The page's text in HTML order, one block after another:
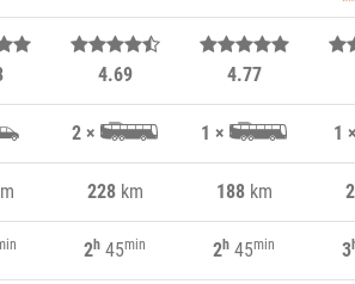
4.69 4.77
2 × 1 × 1 ×
228km 188km
2h 45min 2h 45min 3